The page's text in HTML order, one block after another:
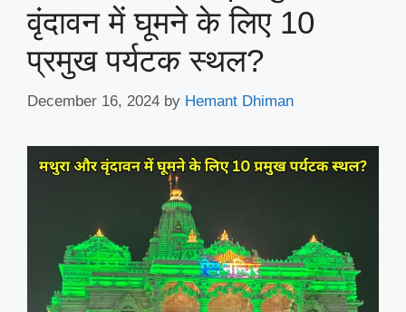
वृंदावन में घूमने के लिए 10
प्रमुख पर्यटक स्थल?
December 16, 2024 by Hemant Dhiman